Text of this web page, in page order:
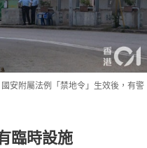
安附屬法例「禁地令」生效後，有警
臨時設施